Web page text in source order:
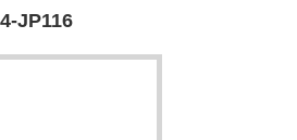
JP116